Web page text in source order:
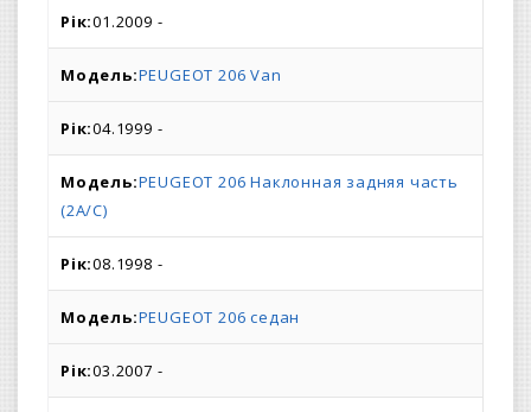
01.2009 -
PEUGEOT 206 Van
04.1999 -
PEUGEOT 206 Наклонная задняя часть
(2A/C)
08.1998 -
PEUGEOT 206 седан
03.2007 -